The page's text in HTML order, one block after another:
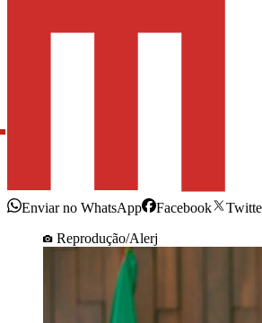
Enviar no WhatsApp Facebook
Reprodução/Alerj